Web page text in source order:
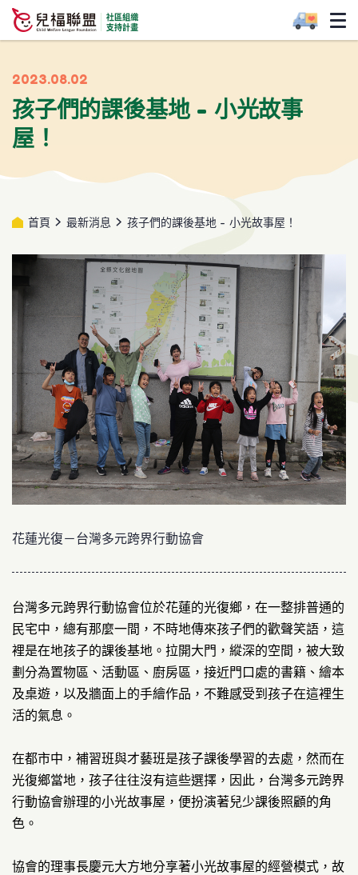
2023.08.02
孩子們的課後基地 - 小光故事
屋！
首頁 最新消息 孩子們的課後基地 - 小光故事屋！
花蓮光復－台灣多元跨界行動協會
台灣多元跨界行動協會位於花蓮的光復鄉，在一整排普通的
民宅中，總有那麼一間，不時地傳來孩子們的歡聲笑語，這
裡是在地孩子的課後基地。拉開大門，縱深的空間，被大致
劃分為置物區、活動區、廚房區，接近門口處的書籍、繪本
及桌遊，以及牆面上的手繪作品，不難感受到孩子在這裡生
活的氣息。
在都市中，補習班與才藝班是孩子課後學習的去處，然而在
光復鄉當地，孩子往往沒有這些選擇，因此，台灣多元跨界
行動協會辦理的小光故事屋，便扮演著兒少課後照顧的角
色。
協會的理事長慶元大方地分享著小光故事屋的經營模式，故